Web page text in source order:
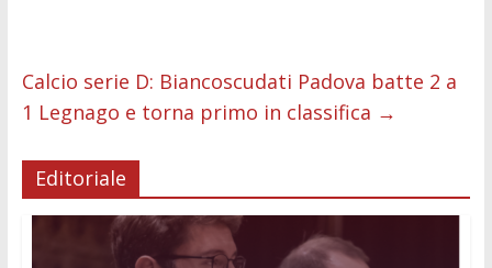
Calcio serie D: Biancoscudati Padova batte 2 a
1 Legnago e torna primo in classifica →
Editoriale